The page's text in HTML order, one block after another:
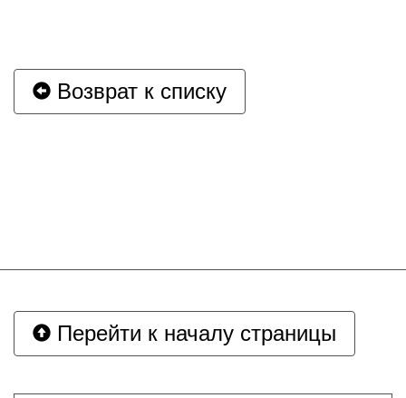
Возврат к списку
Перейти к началу страницы